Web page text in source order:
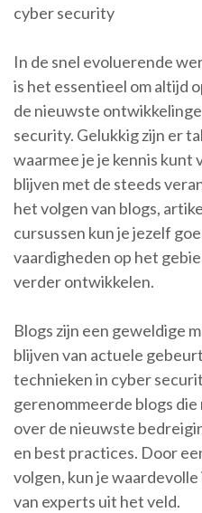
cyber security
In de snel evoluerende
is het essentieel om altijd
de nieuwste
security. Gelukkig zijn er
waarmee je je kennis kunt
blijven met de steeds
het volgen van blogs,
cursussen kun je jezelf
vaardigheden op het
verder ontwikkelen.
Blogs zijn een geweldige
blijven van actuele
technieken in cyber
gerenommeerde blogs
over de nieuwste
en best practices. Door
volgen, kun je
van experts uit het veld.